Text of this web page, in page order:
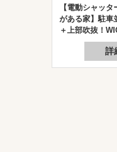
【電動シャッ
がある家】駐車
＋上部吹抜！
り！床暖房3面
ス・浴室テレビ
詳